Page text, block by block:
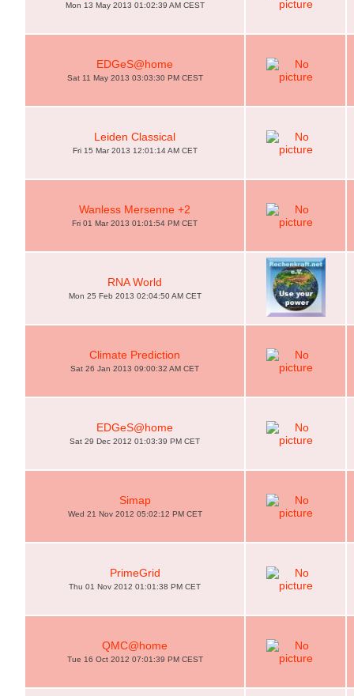
Mon 13 May 2013 01:02:39 AM CEST
EDGeS@home
Sat 11 May 2013 03:03:30 PM CEST
Leiden Classical
Fri 15 Mar 2013 12:01:14 AM CET
Wanless Mersenne +2
Fri 01 Mar 2013 01:01:54 PM CET
RNA World
Mon 25 Feb 2013 02:04:50 AM CET
Climate Prediction
Sat 26 Jan 2013 09:00:32 AM CET
EDGeS@home
Sat 29 Dec 2012 01:03:39 PM CET
Simap
Wed 21 Nov 2012 05:02:12 PM CET
PrimeGrid
Thu 01 Nov 2012 01:01:38 PM CET
QMC@home
Tue 16 Oct 2012 07:01:39 PM CEST